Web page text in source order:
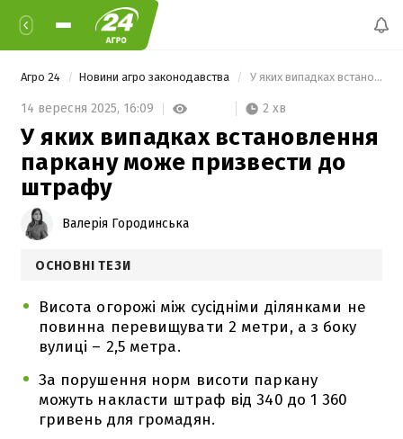
Агро 24 Новини агро законодавства У яких випадках встановлення паркану може призвести до штрафу
14 вересня 2025, 16:09 2 хв
У яких випадках встановлення
паркану може призвести до
штрафу
Валерія Городинська
ОСНОВНІ ТЕЗИ
Висота огорожі між сусідніми ділянками не
повинна перевищувати 2 метри, а з боку
вулиці – 2,5 метра.
За порушення норм висоти паркану
можуть накласти штраф від 340 до 1 360
гривень для громадян.